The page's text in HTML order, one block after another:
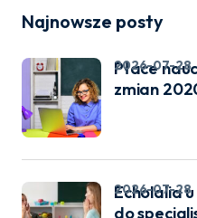
Najnowsze posty
Płace
zmian
2026-07-28
Echolalia
do
2026-07-28